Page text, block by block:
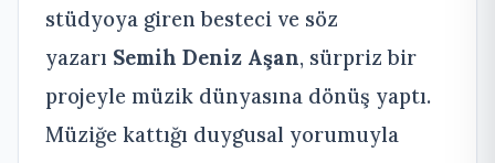
stüdyoya giren besteci ve söz
yazarı Semih Deniz Aşan, sürpriz bir
projeyle müzik dünyasına dönüş yaptı.
Müziğe kattığı duygusal yorumuyla